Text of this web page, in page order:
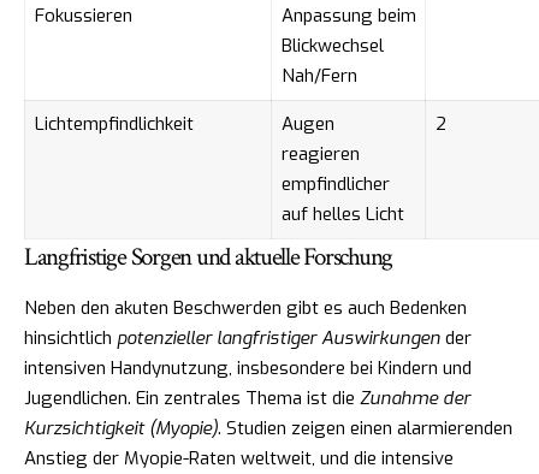
Fokussieren
Anpassung beim
Blickwechsel
Nah/Fern
Lichtempfindlichkeit
Augen
reagieren
empfindlicher
auf helles Licht
2
Langfristige Sorgen und aktuelle Forschung
Neben den akuten Beschwerden gibt es auch Bedenken
hinsichtlich potenzieller langfristiger Auswirkungen der
intensiven Handynutzung, insbesondere bei Kindern und
Jugendlichen. Ein zentrales Thema ist die Zunahme der
Kurzsichtigkeit (Myopie). Studien zeigen einen alarmierenden
Anstieg der Myopie-Raten weltweit, und die intensive